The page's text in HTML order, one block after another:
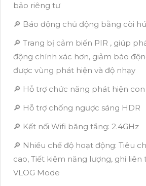
bảo riêng tư
🔎 Báo động chủ động bằng còi hú
🔎 Trang bị cảm biến PIR , giúp
động chính xác hơn, giảm báo
được vùng phát hiện và độ nhạy
🔎 Hỗ trợ chức năng phát hiện
🔎 Hỗ trợ chống ngược sáng HDR
🔎 Kết nối Wifi băng tầng: 2.4GHz
🔎 Nhiều chế độ hoạt động: Tiêu
cao, Tiết kiệm năng lượng, ghi liên
VLOG Mode